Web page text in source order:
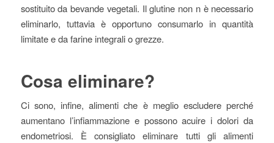
sostituito da bevande vegetali. Il glutine non n è necessario
eliminarlo, tuttavia è opportuno consumarlo in quantità
limitate e da farine integrali o grezze.
Cosa eliminare?
Ci sono, infine, alimenti che è meglio escludere perché
aumentano l’infiammazione e possono acuire i dolori da
endometriosi. È consigliato eliminare tutti gli alimenti